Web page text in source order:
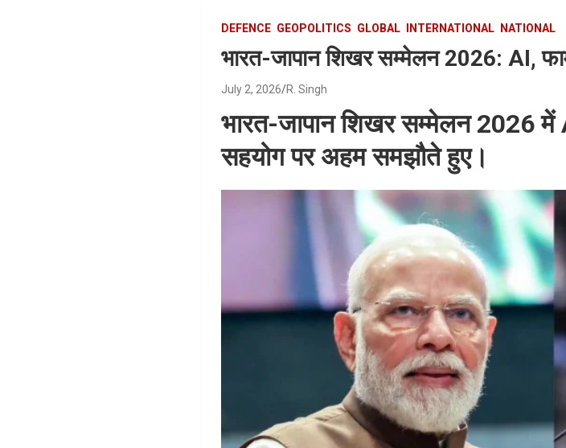
DEFENCE GEOPOLITICS GLOBAL INTERNATIONAL NATIONAL
भारत-जापान शिखर सम्मेलन 2026: AI,
July 2, 2026 R. Singh
भारत-जापान शिखर सम्मेलन 2026 में
सहयोग पर अहम समझौते हुए।